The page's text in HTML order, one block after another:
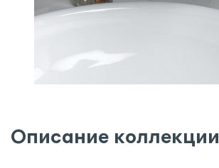
Описание коллекции